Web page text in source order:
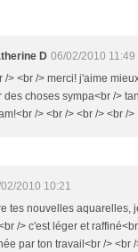
D 06/02/2010 11:49
/> <br /> merci! j'aime
des choses sympa<br />
/> <br /> <br /> <br />
2010 10:21
tes nouvelles aquarelles,
/> c'est léger et
par ton travail<br /> <br /